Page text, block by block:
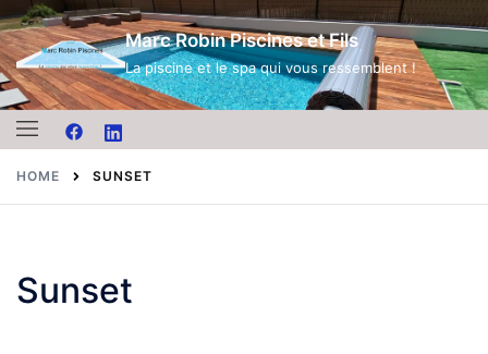
Skip
to
content
Marc Robin Piscines et Fils
La piscine et le spa qui vous ressemblent !
HOME SUNSET
Sunset